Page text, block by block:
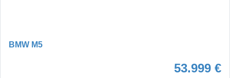
BMW M5
53.999 €